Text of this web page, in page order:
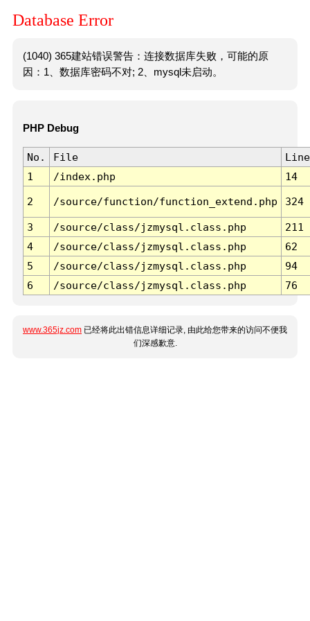
Database Error
(1040) 365建站错误警告：连接数据库失败，可能的原
因：1、数据库密码不对; 2、mysql未启动。
PHP Debug
No. File
Line
1
/index.php 14
2 /source/function/function_extend.php 324
3 /source/class/jzmysql.class.php
211
4
/source/class/jzmysql.class.php
62
5
/source/class/jzmysql.class.php
94
6
/source/class/jzmysql.class.php 76
www.365jz.com 已经将此出错信息详细记录, 由此给您带来的访问不便我
们深感歉意.